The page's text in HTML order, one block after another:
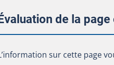
de la
sur cette page
sur cette page